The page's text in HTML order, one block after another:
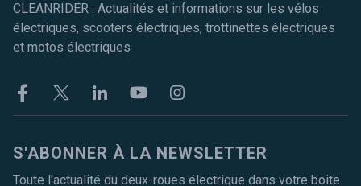
CLEANRIDER : Actualités et informations sur les vélos
électriques, scooters électriques, trottinettes électriques
et motos électriques
FacebookTwitter LinkekinYoutubeInstagram
S'ABONNER À LA NEWSLETTER
Toute l'actualité du deux-roues électrique dans votre boite